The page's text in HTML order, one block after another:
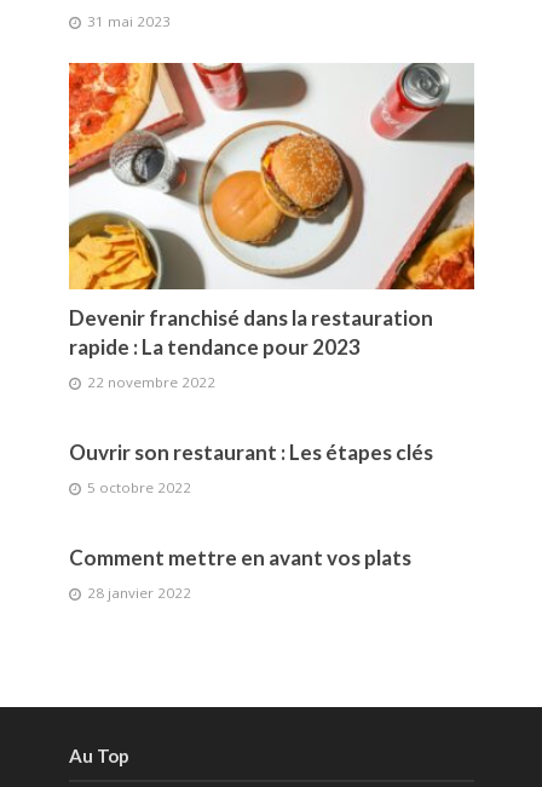
31 mai 2023
Devenir franchisé dans la restauration
rapide : La tendance pour 2023
22 novembre 2022
Ouvrir son restaurant : Les étapes clés
5 octobre 2022
Comment mettre en avant vos plats
28 janvier 2022
Au Top